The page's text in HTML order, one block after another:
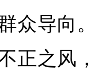
众导向
正之风